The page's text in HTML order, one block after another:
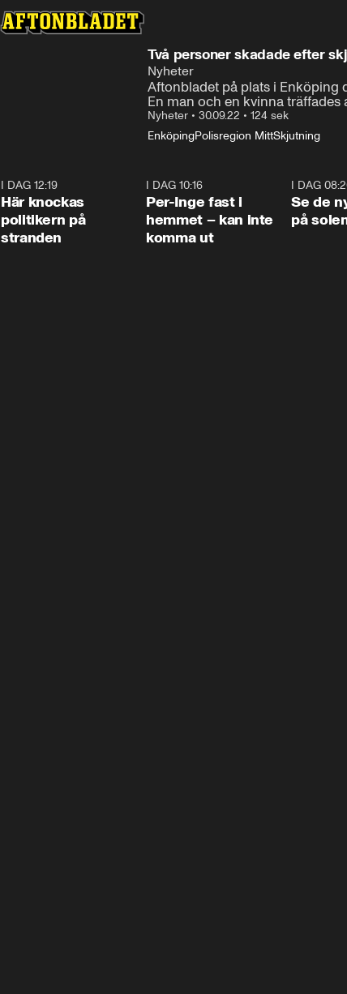
Två personer skadade efter
Nyheter
Aftonbladet på plats i Enköping
En man och en kvinna
Nyheter • 30.09.22 • 124 sek
EnköpingPolisregion MittSkjutning
I DAG 12:19
Här knockas
politikern på
stranden
I DAG 10:16
Per-Inge fast i
hemmet – kan inte
komma ut
I DAG
Se de
på